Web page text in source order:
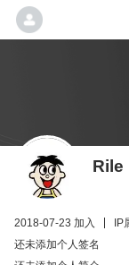
Rile
2018-07-23 加入
还未添加个人签名